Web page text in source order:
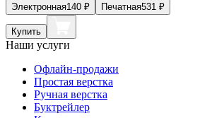
Электронная140 ₽ Печатная531 ₽
Купить
Наши услуги
Офлайн-продажи
Простая верстка
Ручная верстка
Буктрейлер